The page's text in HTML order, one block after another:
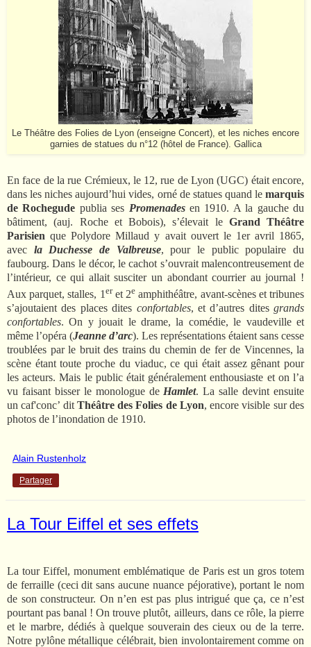
Le Théâtre des Folies de Lyon (enseigne Concert), et les niches encore
garnies de statues du n°12 (hôtel de France). Gallica
En face de la rue Crémieux, le 12, rue de Lyon (UGC) était encore,
dans les niches aujourd’hui vides, orné de statues quand le marquis
de Rochegude publia ses Promenadesen 1910. A la gauche du
bâtiment, (auj. Roche et Bobois), s’élevait le Grand Théâtre
Parisien que Polydore Millaud y avait ouvert le 1er avril 1865,
avec la Duchesse de Valbreuse, pour le public populaire du
faubourg. Dans le décor, le cachot s’ouvrait malencontreusement de
l’intérieur, ce qui allait susciter un abondant courrier au journal !
Aux parquet, stalles, 1 eret 2e amphithéâtre, avant-scènes et tribunes
s’ajoutaient des places dites confortables, et d’autres dites grands
confortables. On y jouait le drame, la comédie, le vaudeville et
même l’opéra (Jeanne d’arc). Les représentations étaient sans cesse
troublées par le bruit des trains du chemin de fer de Vincennes, la
scène étant toute proche du viaduc, ce qui était assez gênant pour
les acteurs. Mais le public était généralement enthousiaste et on l’a
vu faisant bisser le monologue de Hamlet. La salle devint ensuite
un caf'conc’ dit Théâtre des Folies de Lyon, encore visible sur des
photos de l’inondation de 1910.
Alain Rustenholz
Partager
La Tour Eiffel et ses effets
La tour Eiffel, monument emblématique de Paris est un gros totem
de ferraille (ceci dit sans aucune nuance péjorative), portant le nom
de son constructeur. On n’en est pas plus intrigué que ça, ce n’est
pourtant pas banal ! On trouve plutôt, ailleurs, dans ce rôle, la pierre
et le marbre, dédiés à quelque souverain des cieux ou de la terre.
Notre pylône métallique célébrait, bien involontairement comme on